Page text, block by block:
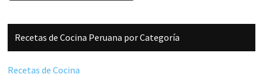
Barra
lateral
principal
Recetas de Cocina Peruana por Categoría
Recetas de Cocina